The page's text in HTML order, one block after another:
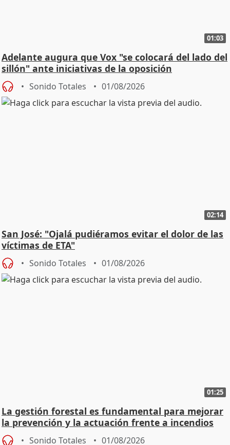
01:03
Adelante augura que Vox "se colocará del lado del
sillón" ante iniciativas de la oposición
Sonido Totales 01/08/2026
02:14
San José: "Ojalá pudiéramos evitar el dolor de las
víctimas de ETA"
Sonido Totales 01/08/2026
01:25
La gestión forestal es fundamental para mejorar
la prevención y la actuación frente a incendios
Sonido Totales 01/08/2026